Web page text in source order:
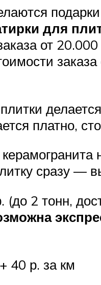
для
от
платно,
сразу —
2 тонн,
40 р. за км